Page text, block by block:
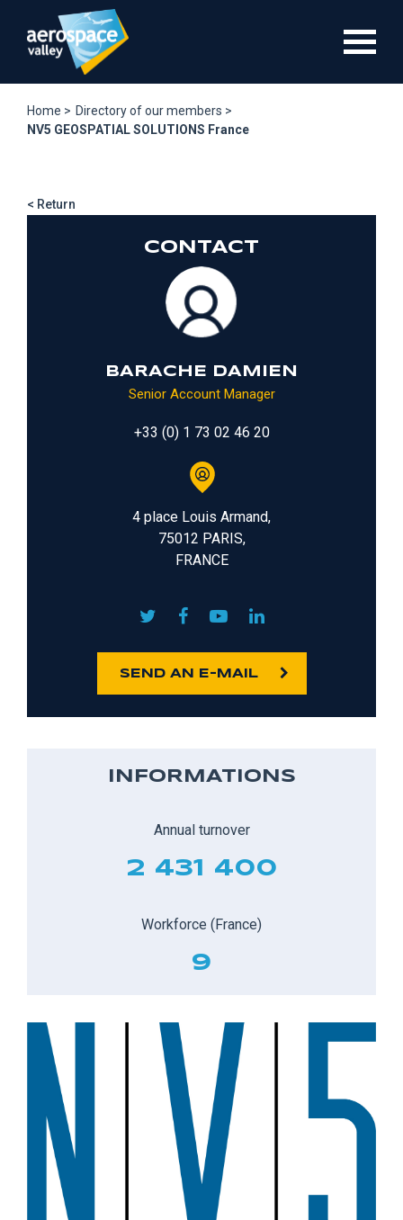
main
Home > Directory of our members >
NV5 GEOSPATIAL SOLUTIONS France
< Return
CONTACT
BARACHE DAMIEN
Senior Account Manager
+33 (0) 1 73 02 46 20
4 place Louis Armand,
75012 PARIS,
FRANCE
SEND AN E-MAIL
INFORMATIONS
Annual turnover
2 431 400
Workforce (France)
9